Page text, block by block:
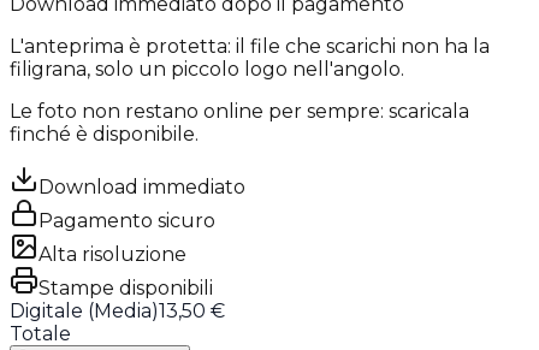
L'anteprima è protetta: il file che scarichi non ha la
filigrana, solo un piccolo logo nell'angolo.
Le foto non restano online per sempre: scaricala
finché è disponibile.
Download immediato
Pagamento sicuro
Alta risoluzione
Stampe disponibili
Digitale (Media)13,50 €
Totale